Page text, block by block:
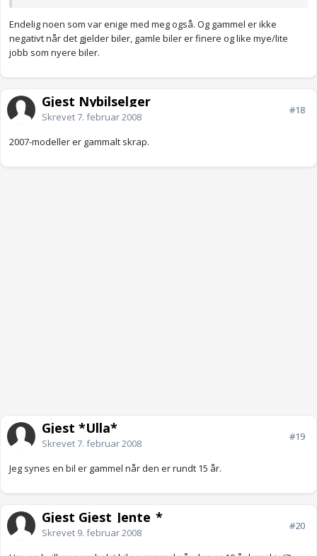
Endelig noen som var enige med meg også. Og gammel er ikke
negativt når det gjelder biler, gamle biler er finere og like mye/lite
jobb som nyere biler.
Gjest Nybilselger
Skrevet7. februar 2008
#18
2007-modeller er gammalt skrap.
Gjest *Ulla*
Skrevet7. februar 2008
#19
Jeg synes en bil er gammel når den er rundt 15 år.
Gjest Gjest_Jente_*
Skrevet 9. februar 2008
#20